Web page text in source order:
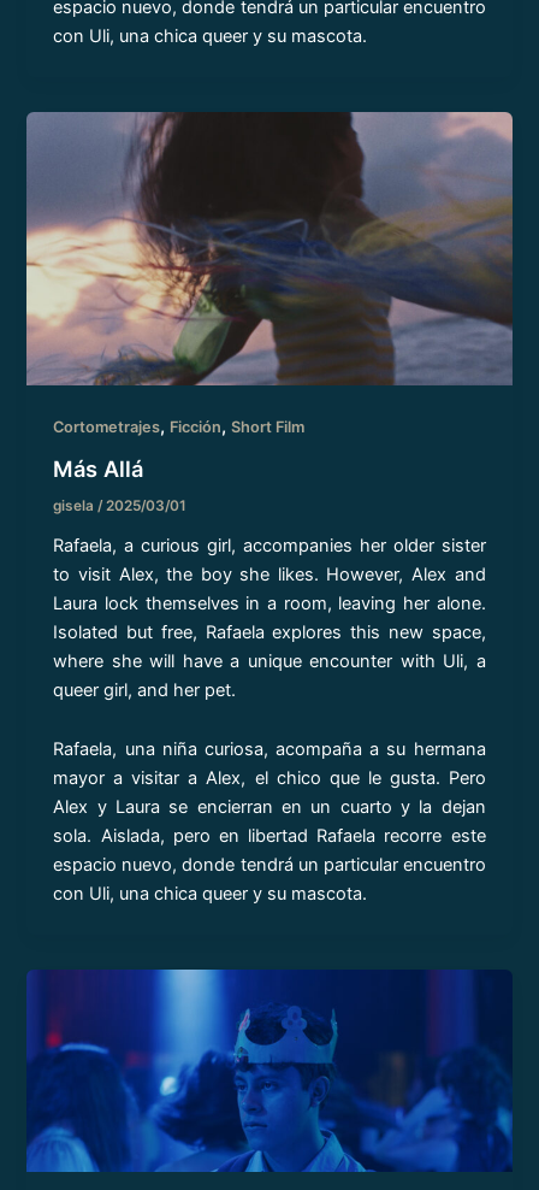
espacio nuevo, donde tendrá un particular encuentro
con Uli, una chica queer y su mascota.
Cortometrajes, Ficción,Short Film
Más Allá
gisela /2025/03/01
Rafaela, a curious girl, accompanies her older sister
to visit Alex, the boy she likes. However, Alex and
Laura lock themselves in a room, leaving her alone.
Isolated but free, Rafaela explores this new space,
where she will have a unique encounter with Uli, a
queer girl, and her pet.
Rafaela, una niña curiosa, acompaña a su hermana
mayor a visitar a Alex, el chico que le gusta. Pero
Alex y Laura se encierran en un cuarto y la dejan
sola. Aislada, pero en libertad Rafaela recorre este
espacio nuevo, donde tendrá un particular encuentro
con Uli, una chica queer y su mascota.